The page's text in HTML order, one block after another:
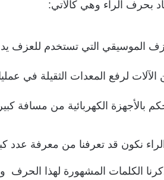
بحرف الراء وهي كالآتي:
الموسيقي التي تستخدم للعزف
لرفع المعدات الثقيلة في
بالأجهزة الكهربائية من مسافة
نكون قد تعرفنا من معرفة عدد
الكلمات المشهورة لهذا الحرف